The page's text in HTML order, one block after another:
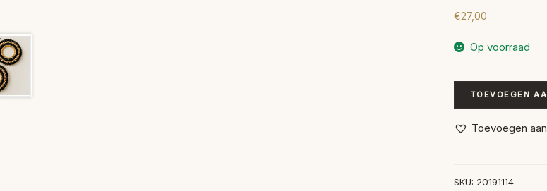
€27,00
Op voorraad
Handgemaakte
Oorbellen
Magic
TOEVOEGEN
Toevoegen
SKU: 20191114